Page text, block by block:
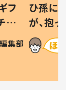
フ
給
#令
集部
ひ孫に
が、抱
に「涙
方ない」